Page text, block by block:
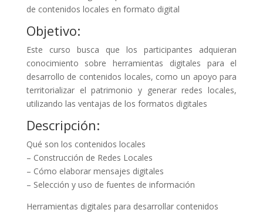
de contenidos locales en formato digital
Objetivo:
Este curso busca que los participantes adquieran
conocimiento sobre herramientas digitales para el
desarrollo de contenidos locales, como un apoyo para
territorializar el patrimonio y generar redes locales,
utilizando las ventajas de los formatos digitales
Descripción:
Qué son los contenidos locales
– Construcción de Redes Locales
– Cómo elaborar mensajes digitales
– Selección y uso de fuentes de información
Herramientas digitales para desarrollar contenidos